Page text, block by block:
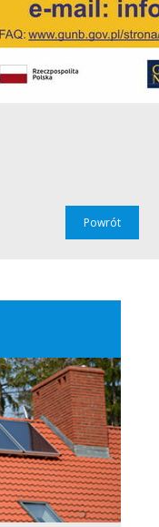
Powrót